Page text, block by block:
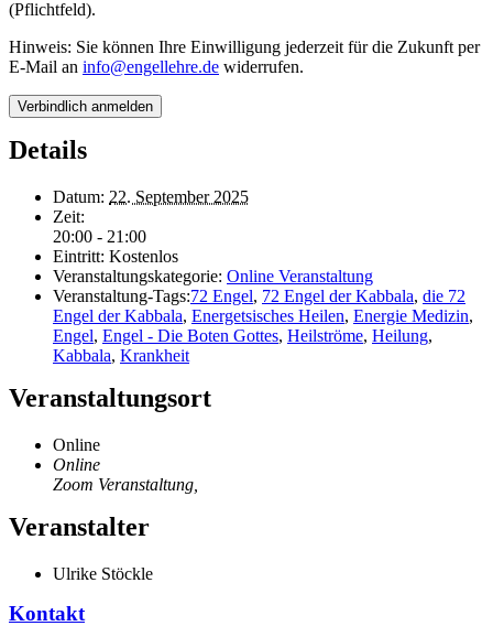
(Pflichtfeld).
Hinweis: Sie können Ihre Einwilligung jederzeit für die Zukunft per
E-Mail an info@engellehre.de widerrufen.
Details
Datum: 22. September 2025
Zeit:
20:00 - 21:00
Eintritt: Kostenlos
Veranstaltungskategorie: Online Veranstaltung
Veranstaltung-Tags:72 Engel, 72 Engel der Kabbala, die 72
Engel der Kabbala, Energetsisches Heilen, Energie Medizin,
Engel, Engel - Die Boten Gottes, Heilströme, Heilung,
Kabbala, Krankheit
Veranstaltungsort
Online
Online
Zoom Veranstaltung
Veranstalter
Ulrike Stöckle
Kontakt